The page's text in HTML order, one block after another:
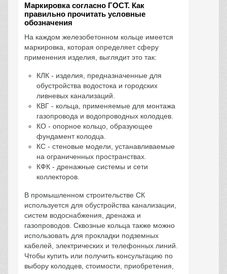
Маркировка согласно ГОСТ. Как
правильно прочитать условные
обозначения
На каждом железобетонном кольце имеется
маркировка, которая определяет сферу
применения изделия, выглядит это так:
КЛК - изделия, предназначенные для
обустройства водостока и городских
ливневых канализаций.
КВГ - кольца, применяемые для монтажа
газопровода и водопроводных колодцев.
КО - опорное кольцо, образующее
фундамент колодца.
КС - стеновые модели, устанавливаемые
на ограниченных пространствах.
КФК - дренажные системы и сети
коллекторов.
В промышленном строительстве СК
используется для обустройства канализации,
систем водоснабжения, дренажа и
газопроводов. Сквозные кольца также можно
использовать для прокладки подземных
кабелей, электрических и телефонных линий.
Чтобы купить или получить консультацию по
выбору колодцев, стоимости, приобретения,